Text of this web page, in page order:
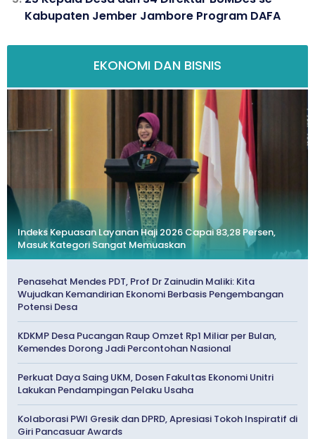
Kabupaten Jember Jambore Program DAFA
EKONOMI DAN BISNIS
Indeks Kepuasan Layanan Haji 2026 Capai 83,28 Persen,
Masuk Kategori Sangat Memuaskan
Penasehat Mendes PDT, Prof Dr Zainudin Maliki: Kita
Wujudkan Kemandirian Ekonomi Berbasis Pengembangan
Potensi Desa
KDKMP Desa Pucangan Raup Omzet Rp1 Miliar per Bulan,
Kemendes Dorong Jadi Percontohan Nasional
Perkuat Daya Saing UKM, Dosen Fakultas Ekonomi Unitri
Lakukan Pendampingan Pelaku Usaha
Kolaborasi PWI Gresik dan DPRD, Apresiasi Tokoh Inspiratif di
Giri Pancasuar Awards